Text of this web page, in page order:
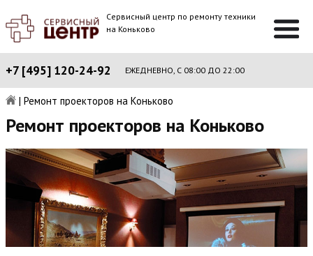
Сервисный центр по ремонту техники
на Коньково
+7 [495] 120-24-92 ЕЖЕДНЕВНО, С 08:00 ДО 22:00
| Ремонт проекторов на Коньково
Ремонт проекторов на Коньково